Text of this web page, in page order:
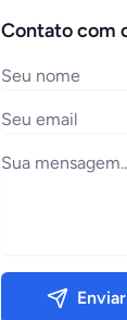
Contato com